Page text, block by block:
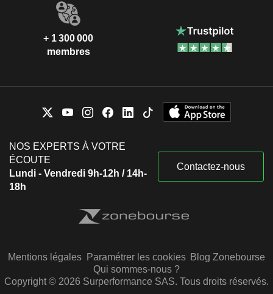
+ 1 300 000
membres
NOS EXPERTS À VOTRE
ÉCOUTE
Lundi - Vendredi 9h-12h / 14h-
18h
Contactez-nous
Mentions légales Paramétrer les cookies Blog Zonebourse
Qui sommes-nous ?
Copyright © 2026 Surperformance SAS. Tous droits réservés.